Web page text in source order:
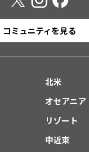
コミュニティを見る
北米
オセアニア
リゾート
中近東